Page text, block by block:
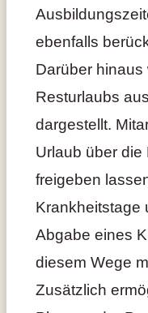
ebenfalls
Darüber
Resturlaubs
dargestellt.
Urlaub über die
freigeben
Krankheitstage
Abgabe eines
diesem Wege
Zusätzlich